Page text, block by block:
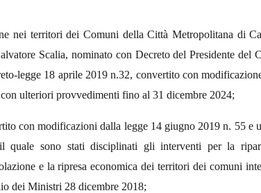
nei territori dei Comuni della Città Metropolitana di
Scalia, nominato con Decreto del Presidente del
legge 18 aprile 2019 n.32, convertito con
ulteriori provvedimenti fino al 31 dicembre 2024;
con modificazioni dalla legge 14 giugno 2019 n. 55 e
quale sono stati disciplinati gli interventi per la
e la ripresa economica dei territori dei comuni
dei Ministri 28 dicembre 2018;